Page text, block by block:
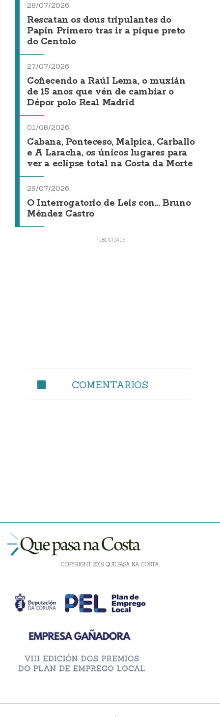
28/07/2026
Rescatan os dous tripulantes do
Papin Primero tras ir a pique preto
do Centolo
27/07/2026
Coñecendo a Raúl Lema, o muxián
de 15 anos que vén de cambiar o
Dépor polo Real Madrid
01/08/2026
Cabana, Ponteceso, Malpica, Carballo
e A Laracha, os únicos lugares para
ver a eclipse total na Costa da Morte
29/07/2026
O Interrogatorio de Leis con... Bruno
Méndez Castro
COMENTARIOS
COPYRIGHT 2019 QUE PASA NA COSTA